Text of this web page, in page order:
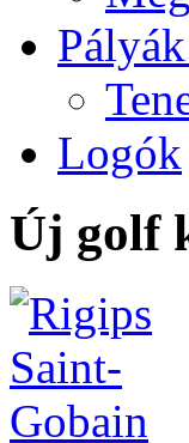
Logók
Új golf